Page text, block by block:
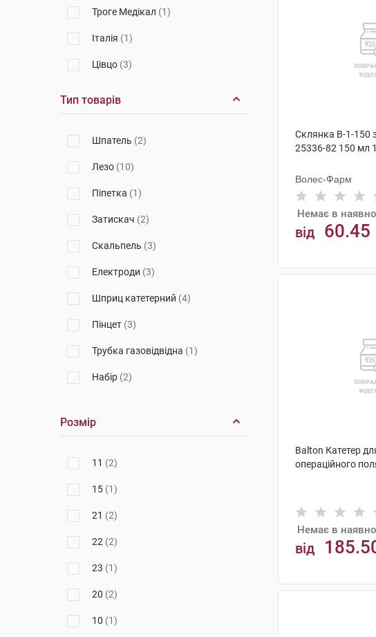
Троге Медікал (1)
Італія (1)
Цівцо (3)
Київгума(1)
Сургівелл(3)
Хірана Інджекта
Б.Браун Мілсанджен ЕйДжі
TECHNOCLIP
Китай(1)
Медбар Тіббі Малземелер
Меріл Ендо Сарджері(3)
Телефлекс Медікал
Dr. Claus Pharma GmbH
Медак(2)
Тип товарів
Шпатель (2)
Лезо (10)
Піпетка (1)
Затискач (2)
Скальпель (3)
Електроди (3)
Шприц катетерний (4)
Пінцет (3)
Трубка газовідвідна (1)
Набір (2)
Голка
Розмір
11 (2)
15 (1)
21 (2)
22 (2)
23 (1)
20 (2)
10 (1)
Склянка В-1-150
25336-82 150 мл
Волес-Фарм
Немає в
від 60.45
Balton Катетер
операційного
Немає в
від